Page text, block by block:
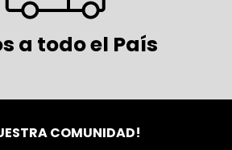
a todo el País
COMUNIDAD!